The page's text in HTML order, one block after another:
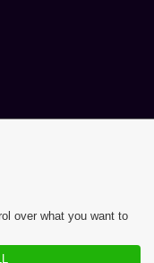
over what you want to